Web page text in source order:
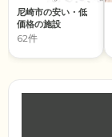
尼崎市の安い・低
価格の施設
62件